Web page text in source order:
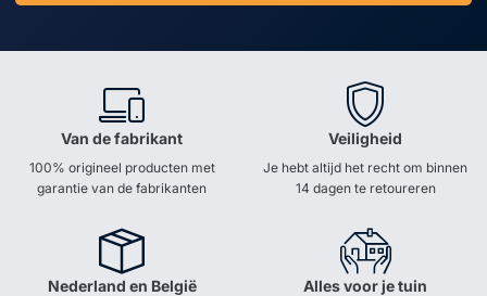
Van de fabrikant
100% origineel producten met
garantie van de fabrikanten
Veiligheid
Je hebt altijd het recht om binnen
14 dagen te retoureren
Nederland en België Alles voor je tuin